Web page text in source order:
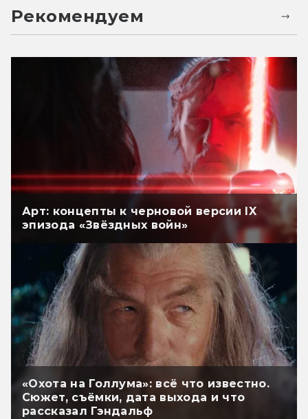
Рекомендуем
Арт: концепты к черновой версии IX
эпизода «Звёздных войн»
«Охота на Голлума»: всё что известно.
Сюжет, съёмки, дата выхода и что
рассказал Гэндальф